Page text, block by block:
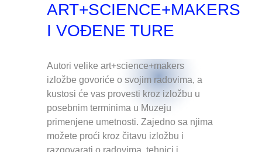
ART+SCIENCE+MAKERS
I VOĐENE TURE
Autori velike art+science+makers
izložbe govoriće o svojim radovima, a
kustosi će vas provesti kroz izložbu u
posebnim terminima u Muzeju
primenjene umetnosti. Zajedno sa njima
možete proći kroz čitavu izložbu i
razgovarati o radovima, tehnici i